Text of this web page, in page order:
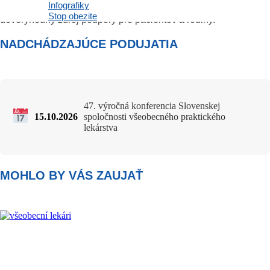
Infografiky
Stop obezite
znalosti z nich robia srdce zdravotnej starostlivosti a
dôveryhodný zdroj podpory pre pacientov a rodiny.
NADCHÁDZAJÚCE PODUJATIA
15.10.2026
47. výročná konferencia Slovenskej
spoločnosti všeobecného praktického
lekárstva
MOHLO BY VÁS ZAUJAŤ